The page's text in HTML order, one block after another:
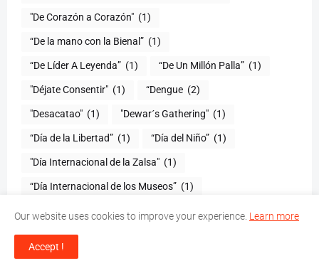
"De Corazón a Corazón" (1)
(1)
“De Líder A Leyenda” (1) “De Un Millón Palla” (1)
"Déjate Consentir" (1) “Dengue (2)
"Desacatao" (1) "Dewar´s Gathering" (1)
(1) “Día del Niño” (1)
"Día Internacional de la Zalsa" (1)
“Día Internacional de los Museos” (1)
"Día Mundial del Ataque Cerebra"
“Diario Crudo: Pensamientos de un Corazón Frío
“Diario Moda Radio”
Our website uses cookies to improve your experience. Learn more
Accept !